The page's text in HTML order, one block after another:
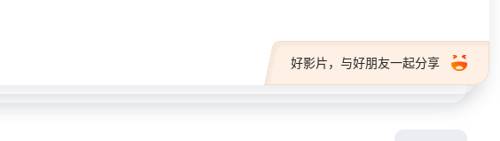
好影片，与好朋友一起分享